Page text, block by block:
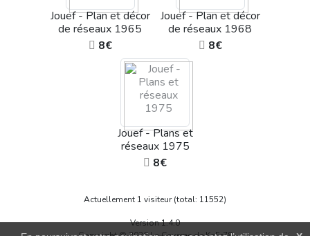
Jouef - Plan et décor
de réseaux 1965
8€
Jouef - Plan et décor
de réseaux 1968
8€
Jouef - Plans et
réseaux 1975
8€
Actuellement 1 visiteur (total: 11552)
Version 1.4.0